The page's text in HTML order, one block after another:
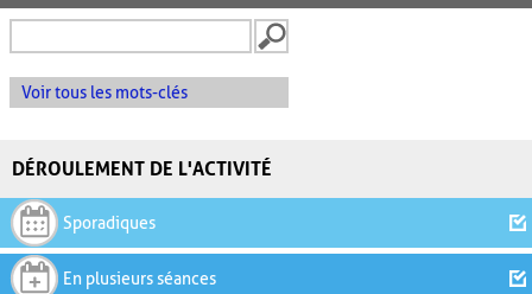
Voir tous les mots-clés
DÉROULEMENT DE L'ACTIVITÉ
Sporadiques
En plusieurs séances